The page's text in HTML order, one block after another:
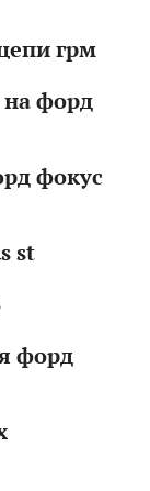
грм
на форд
фокус
st
форд